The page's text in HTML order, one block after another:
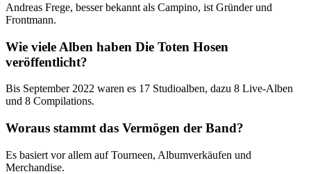
Andreas Frege, besser bekannt als Campino, ist Gründer und
Frontmann.
Wie viele Alben haben Die Toten Hosen
veröffentlicht?
Bis September 2022 waren es 17 Studioalben, dazu 8 Live-Alben
und 8 Compilations.
Woraus stammt das Vermögen der Band?
Es basiert vor allem auf Tourneen, Albumverkäufen und
Merchandise.